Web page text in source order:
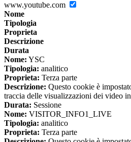
www.youtube.com
Nome
Tipologia
Proprieta
Descrizione
Durata
Nome: YSC
Tipologia: analitico
Proprieta: Terza parte
Descrizione: Questo cookie è
traccia delle visualizzazioni dei video
Durata: Sessione
Nome: VISITOR_INFO1_LIVE
Tipologia: analitico
Proprieta: Terza parte